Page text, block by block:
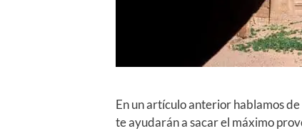
En un artículo anterior hablamos
te ayudarán a sacar el máximo